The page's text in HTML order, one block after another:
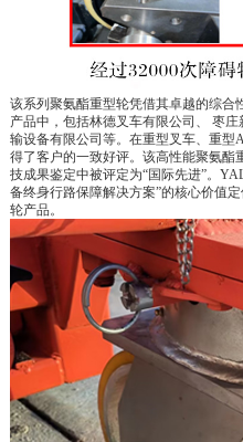
该系列聚氨酯重型轮凭借其卓越的综合
产品中，包括林德叉车有限公司、
枣庄
输设备有限公司等。在重型叉车、重型
得了客户的一致好评。该高性能聚氨酯
技成果鉴定中被评定为“国际先进”。
备终身行路保障解决方案”的核心价值
轮产品。